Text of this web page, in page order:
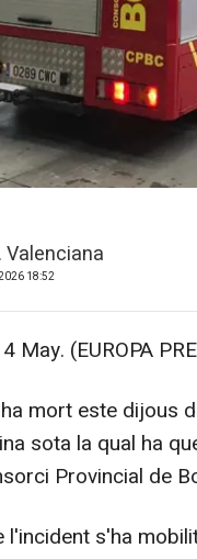
Valenciana
18:52
May. (EUROPA
mort este dijous
sota la qual ha
Provincial de
l'incident s'ha